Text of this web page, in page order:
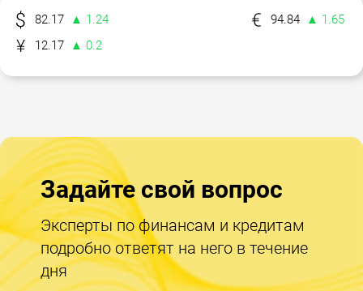
82.17 ▲ 1.24 94.84
▲ 1.65
12.17
▲ 0.2
Задайте свой вопрос
Эксперты по финансам и кредитам
подробно ответят на него в течение
дня